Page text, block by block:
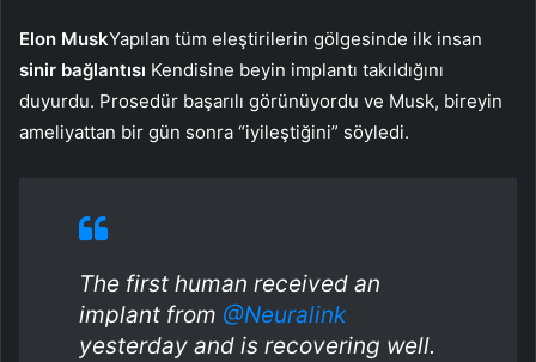
Elon MuskYapılan tüm eleştirilerin gölgesinde ilk insan
sinir bağlantısı Kendisine beyin implantı takıldığını
duyurdu. Prosedür başarılı görünüyordu ve Musk, bireyin
ameliyattan bir gün sonra “iyileştiğini” söyledi.
The first human received an
implant from @Neuralink
yesterday and is recovering well.